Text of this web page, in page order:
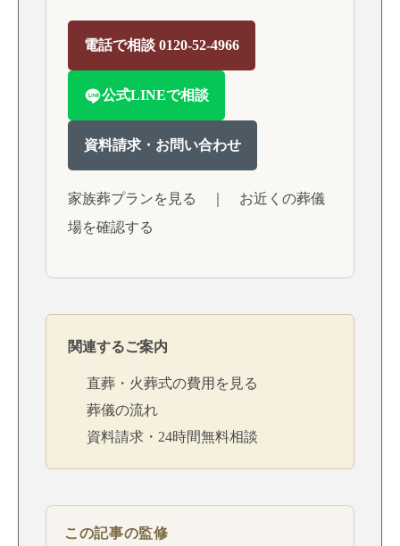
電話で相談 0120-52-4966
公式LINEで相談
資料請求・お問い合わせ
家族葬プランを見る
お近くの葬儀
場を確認する
関連するご案内
直葬・火葬式の費用を見る
葬儀の流れ
資料請求・24時間無料相談
この記事の監修